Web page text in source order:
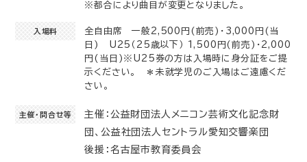
※都合により曲目が変更となりました。
入場料
全自由席 一般2,500円(前売)・3,000円(当
日) U25（25歳以下） 1,500円(前売)・2,000
円(当日)※U25券の方は入場時に身分証をご提
示ください。 ＊未就学児のご入場はご遠慮くだ
さい。
主催・問合せ等
主催：公益財団法人メニコン芸術文化記念財
団、公益社団法人セントラル愛知交響楽団
後援：名古屋市教育委員会